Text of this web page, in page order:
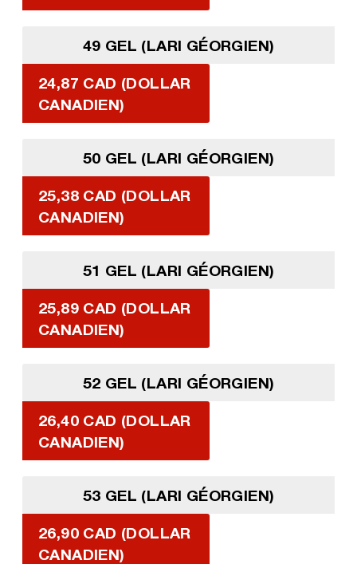
49 GEL (LARI GÉORGIEN)
24,87 CAD (DOLLAR
CANADIEN)
50 GEL (LARI GÉORGIEN)
25,38 CAD (DOLLAR
CANADIEN)
51 GEL (LARI GÉORGIEN)
25,89 CAD (DOLLAR
CANADIEN)
52 GEL (LARI GÉORGIEN)
26,40 CAD (DOLLAR
CANADIEN)
53 GEL (LARI GÉORGIEN)
26,90 CAD (DOLLAR
CANADIEN)